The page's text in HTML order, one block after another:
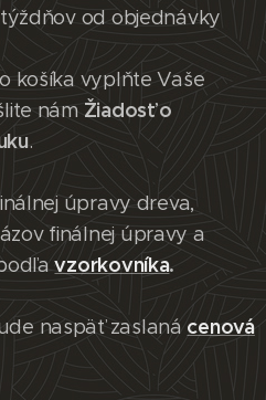
od objednávky
košíka vyplňte Vaše
nám Žiadosť o
.
úpravy dreva,
finálnej úpravy a
vzorkovníka.
naspäť zaslaná cenová